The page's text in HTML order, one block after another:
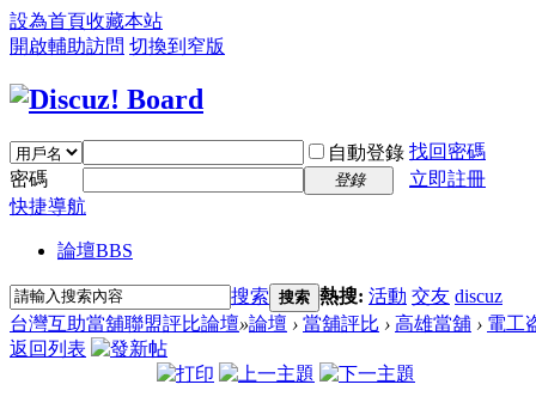
設為首頁收藏本站
開啟輔助訪問 切換到窄版
自動登錄 找回密碼
密碼
登錄
立即註冊
快捷導航
論壇BBS
搜索 搜索 熱搜: 活動 交友 discuz
台灣互助當舖聯盟評比論壇»論壇 › 當舖評比 › 高雄當舖 › 電工
返回列表